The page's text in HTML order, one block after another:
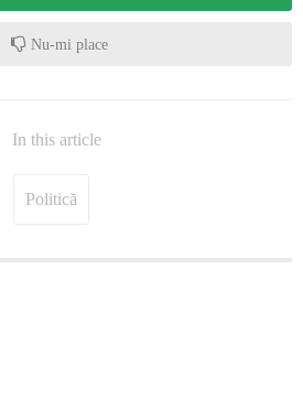
Nu-mi place
In this article
Politică